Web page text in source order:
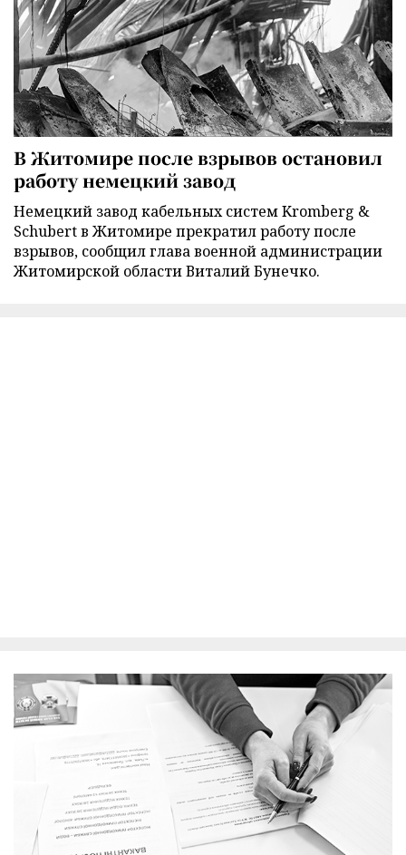
В Житомире после взрывов остановил
работу немецкий завод
Немецкий завод кабельных систем Kromberg &
Schubert в Житомире прекратил работу после
взрывов, сообщил глава военной администрации
Житомирской области Виталий Бунечко.